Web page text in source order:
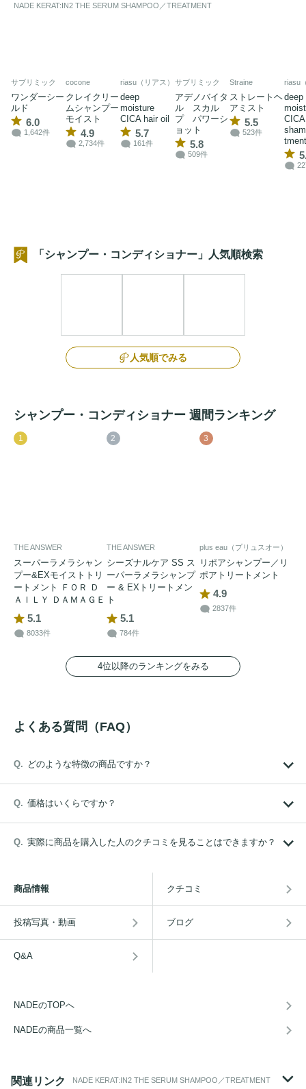
NADE KERAT:IN2 THE SERUM SHAMPOO／TREATMENT
サブリミック
ワンダーシー
ルド
6.0
1,642件
cocone
クレイクリー
ムシャンプー
モイスト
4.9
2,734件
riasu（リアス）
deep
moisture
CICA hair oil
5.7
161件
サブリミック
アデノバイタ
ル スカル
プ パワーシ
ョット
5.8
509件
Straine
ストレートヘ
アミスト
5.5
523件
riasu
deep
CICA
tment
「シャンプー・コンディショナー」人気順検索
人気順でみる
シャンプー・コンディショナー 週間ランキング
1
THE ANSWER
スーパーラメラシャン
プー&EXモイストトリ
ートメント ＦＯＲ Ｄ
ＡＩＬＹ ＤＡＭＡＧＥ
5.1
8033件
2
THE ANSWER
シーズナルケア SS ス
ーパーラメラシャンプ
ー & EXトリートメン
ト
5.1
784件
3
plus eau（プリュスオー）
リポアシャンプー／リ
ポアトリートメント
4.9
2837件
4位以降のランキングをみる
よくある質問（FAQ）
どのような特徴の商品ですか？
価格はいくらですか？
実際に商品を購入した人のクチコミを見ることはできますか？
商品情報 クチコミ
投稿写真・動画 ブログ
Q&A
NADEのTOPへ
NADEの商品一覧へ
関連リンク NADE KERAT:IN2 THE SERUM SHAMPOO／TREATMENT